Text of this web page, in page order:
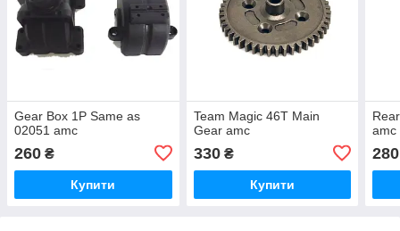
Gear Box 1P Same as
02051 amc
260 ₴
Купити
Team Magic 46T Main
Gear amc
330₴
Купити
amc
280